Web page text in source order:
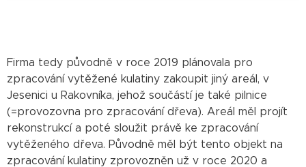
Firma tedy původně v roce 2019 plánovala pro
zpracování vytěžené kulatiny zakoupit jiný areál, v
Jesenici u Rakovníka, jehož součástí je také pilnice
(=provozovna pro zpracování dřeva). Areál měl projít
rekonstrukcí a poté sloužit právě ke zpracování
vytěženého dřeva. Původně měl být tento objekt na
zpracování kulatiny zprovozněn už v roce 2020 a